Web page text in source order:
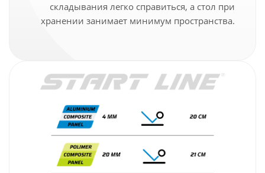
складывания легко справиться, а стол при
хранении занимает минимум пространства.